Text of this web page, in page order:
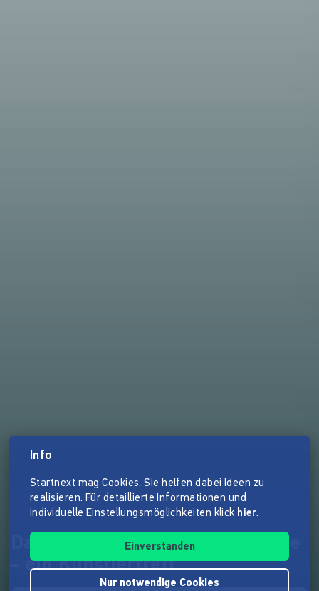
Das BLAUE HAUS auf Hiddensee
- ein Künstlertreff
Info
Startnext mag Cookies. Sie helfen dabei Ideen zu
realisieren. Für detaillierte Informationen und
individuelle Einstellungsmöglichkeiten klick hier.
Einverstanden
Nur notwendige Cookies